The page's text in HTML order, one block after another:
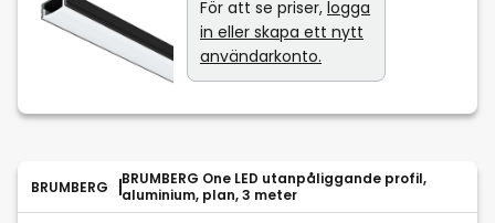
För att se priser, logga
in eller skapa ett nytt
användarkonto.
BRUMBERG
BRUMBERG One LED utanpåliggande profil,
aluminium, plan, 3 meter